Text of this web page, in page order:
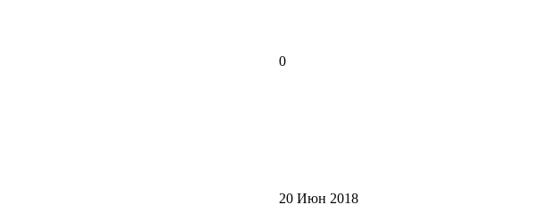
0
20 Июн 2018